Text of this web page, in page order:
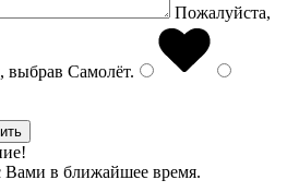
Пожалуйста,
выбрав Самолёт.
Вами в ближайшее время.